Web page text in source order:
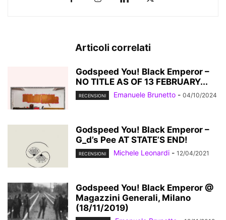
Articoli correlati
Godspeed You! Black Emperor –
NO TITLE AS OF 13 FEBRUARY...
RECENSIONI Emanuele Brunetto - 04/10/2024
Godspeed You! Black Emperor –
G_d’s Pee AT STATE’S END!
RECENSIONI Michele Leonardi - 12/04/2021
Godspeed You! Black Emperor @
Magazzini Generali, Milano
(18/11/2019)